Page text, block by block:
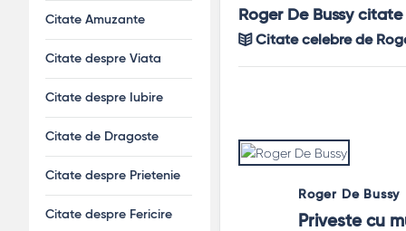
Roger De Bussy citate
Citate celebre de
Roger De Bussy
Priveste cu
Citate Amuzante
Citate despre Viata
Citate despre Iubire
Citate de Dragoste
Citate despre Prietenie
Citate despre Fericire